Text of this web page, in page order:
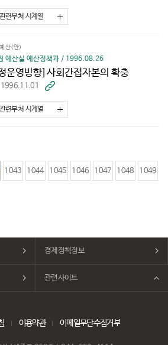
기
관련부처 시계열
예산(안)
예산실 예산정책과 / 1996.08.26
운영방향]사회간접자본의 확충
1996.11.01
바
기
관련부처 시계열
1043 1044 1045 1046 1047 1048 1049
경제정책정보
관련사이트
이용약관 이메일무단수집거부